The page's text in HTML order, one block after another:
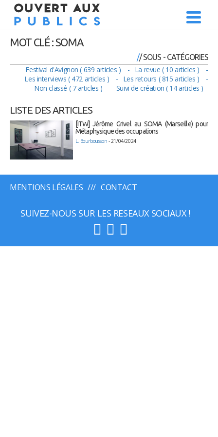
MOT CLÉ : SOMA
/ SOUS - CATÉGORIES
Festival d'Avignon ( 639 articles )
La revue ( 10 articles )
Les interviews ( 472 articles )
Les retours ( 815 articles )
Non classé ( 7 articles )
Suivi de création ( 14 articles )
LISTE DES ARTICLES
[ITW] Jérôme Grivel au SOMA (Marseille) pour
Métaphysique des occupations
L. Bourbousson - 21/04/2024
MENTIONS LÉGALES CONTACT
SUIVEZ-NOUS SUR LES RESEAUX SOCIAUX !